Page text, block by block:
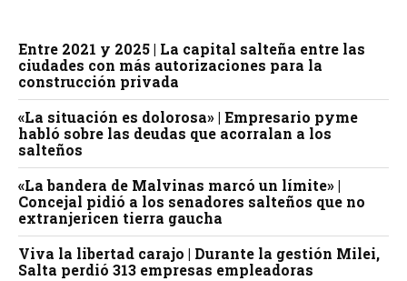
Entre 2021 y 2025 | La capital salteña entre las
ciudades con más autorizaciones para la
construcción privada
«La situación es dolorosa» | Empresario pyme
habló sobre las deudas que acorralan a los
salteños
«La bandera de Malvinas marcó un límite» |
Concejal pidió a los senadores salteños que no
extranjericen tierra gaucha
Viva la libertad carajo | Durante la gestión Milei,
Salta perdió 313 empresas empleadoras